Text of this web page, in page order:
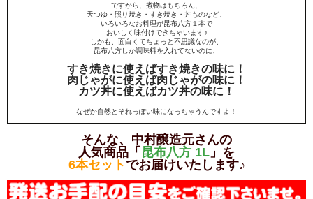
ですから、煮物はもちろん、
天つゆ・照り焼き・すき焼き・丼ものなど、
いろいろなお料理が昆布八方１本で
おいしく味付けできちゃいます♪
しかも、面白くてちょっと不思議なのが、
昆布八方しか調味料を入れてないのに、
すき焼きに使えばすき焼きの味に！
肉じゃがに使えば肉じゃがの味に！
カツ丼に使えばカツ丼の味に！
なぜか自然とそれっぽい味になっちゃうんですよ！
そんな、中村醸造元さんの
人気商品「 昆布八方 1L 」を
6本セット でお届けいたします♪